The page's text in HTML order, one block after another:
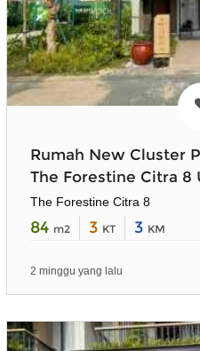
Rumah New Cluster
The Forestine Citra 8
The Forestine Citra 8
84 m2 3 KT 3 KM
2 minggu yang lalu